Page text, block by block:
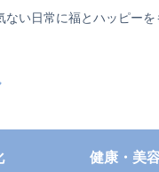
い日常に福とハッピーを
健康・美